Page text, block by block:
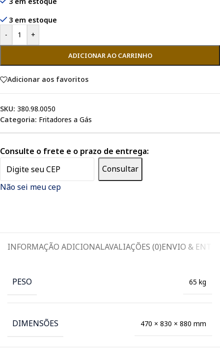
3 em estoque
-
+
ADICIONAR AO CARRINHO
Adicionar aos favoritos
SKU: 380.98.0050
Categoria: Fritadores a Gás
Consulte o frete e o prazo de entrega:
Consultar
Não sei meu cep
INFORMAÇÃO ADICIONALAVALIAÇÕES (0)ENVIO &
PESO 65 kg
DIMENSÕES 470 × 830 × 880 mm